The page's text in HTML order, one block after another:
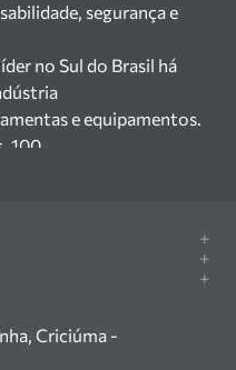
segurança e
no Sul do Brasil há
e equipamentos.
100
do Brasil. Com sede em
um amplo portfólio de
+
+
+
Criciúma -